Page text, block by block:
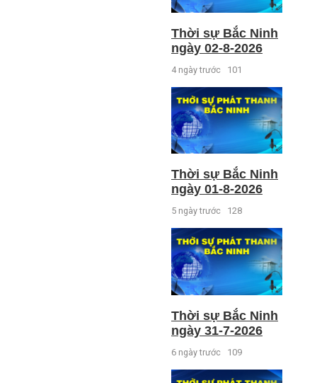
Thời sự Bắc Ninh
ngày 02-8-2026
4 ngày trước 101
Thời sự Bắc Ninh
ngày 01-8-2026
5 ngày trước 128
Thời sự Bắc Ninh
ngày 31-7-2026
6 ngày trước 109